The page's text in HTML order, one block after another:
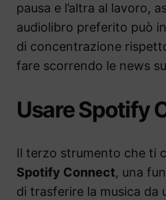
pausa e l’altra al lavoro,
audiolibro preferito può
di concentrazione
fare scorrendo le news
Usare Spotify
Il terzo strumento che ti
Spotify Connect, una
di trasferire la musica da